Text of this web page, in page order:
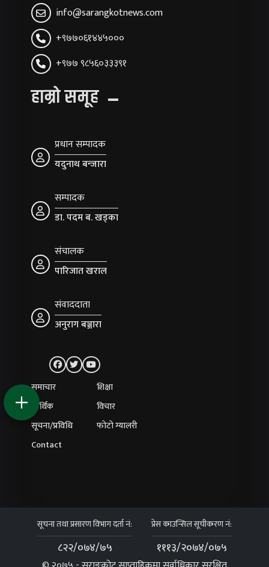
info@sarangkotnews.com
+९७७०६१४४५०००
+९७७ ९८५६०३३३९१
हाम्रो समूह
प्रधान सम्पादक
यदुनाथ बन्जारा
सम्पादक
डा. पदम ब. खड्का
संचालक
पारिजात खराल
संवाददाता
अनुराग बञ्जारा
समाचार
शिक्षा
आर्थिक
विचार
सूचना/प्रविधि
फोटो ग्यालरी
Contact
सूचना तथा प्रसारण विभाग दर्ता नं:
८२२/०७४/७५
प्रेस काउन्सिल सूचीकरण नं:
१११३/२०७४/०७५